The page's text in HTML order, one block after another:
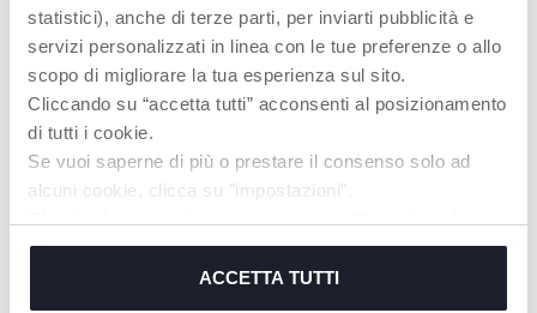
statistici), anche di terze parti, per inviarti pubblicità e
servizi personalizzati in linea con le tue preferenze o allo
scopo di migliorare la tua esperienza sul sito.
Cliccando su “accetta tutti” acconsenti al posizionamento
di tutti i cookie.
Se vuoi saperne di più o prestare il consenso solo ad
alcuni cookie, clicca su "impostazioni".
cookie tecnici, indispensabili per fruire del servizio
ACCETTA TUTTI
PRODOTTI CHE POTREBBERO
INTERESSARTI